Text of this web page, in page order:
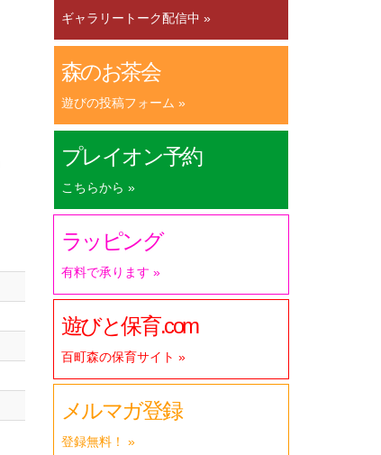
ギャラリートーク配信中 »
森のお茶会
遊びの投稿フォーム »
プレイオン予約
こちらから »
ラッピング
有料で承ります »
遊びと保育.com
百町森の保育サイト »
メルマガ登録
登録無料！ »